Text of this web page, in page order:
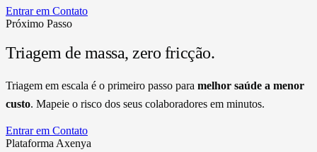
Entrar em Contato
Próximo Passo
Triagem de massa,zero fricção.
Triagem em escala é o primeiro passo para melhor saúde a menor
custo. Mapeie o risco dos seus colaboradores em minutos.
Entrar em Contato
Plataforma Axenya